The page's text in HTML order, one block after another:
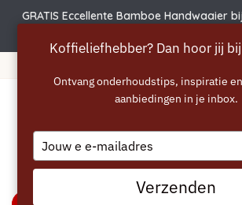
GRATIS Eccellente Bamboe Handwaaier
Accueil/Mots-clés/bio
Koffieliefhebber? Dan hoor jij
Ontvang onderhoudstips, inspiratie
aanbiedingen in je inbox.
Type
your
email
Verzenden